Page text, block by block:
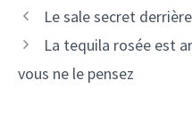
Navigation
des
Le sale secret
La tequila rosée est
vous ne le pensez